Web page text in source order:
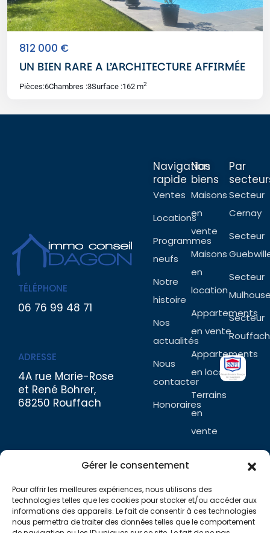
Gérer le consentement
Pour offrir les meilleures expériences, nous utilisons des
technologies telles que les cookies pour stocker et/ou accéder aux
informations des appareils. Le fait de consentir à ces technologies
nous permettra de traiter des données telles que le comportement
812 000 €
UN BIEN RARE A L’ARCHITECTURE AFFIRMÉE
Pièces:6Chambres :3Surface :162 m2
TÉLÉPHONE
06 76 99 48 71
ADRESSE
4A rue Marie-Rose
et René Bohrer,
68250 Rouffach
Navigation
rapide
Ventes
Locations
Programmes
neufs
Notre
histoire
Nos
actualités
Nous
contacter
Honoraires
Nos
biens
Maisons
en
vente
Maisons
en
location
Appartements
en vente
Appartements
en location
Terrains
en
vente
Tous
biens
Par
Secteur
Cernay
Secteur
Secteur
Secteur
Rouffach